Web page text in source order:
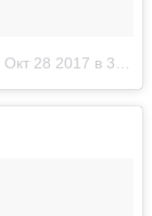
Окт 28 2017 в 3:31 PDT